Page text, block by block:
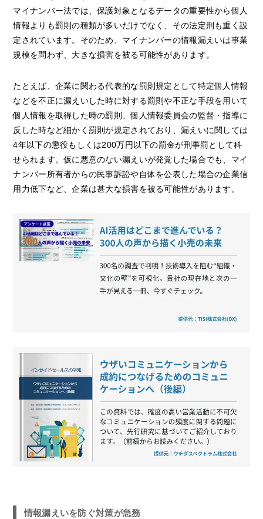
マイナンバー法では、保護対象となるデータの重要性から個人
情報よりも罰則の種類が多いだけでなく、その法定刑も重く設
定されています。そのため、マイナンバーの情報漏えいは事業
規模を問わず、大きな損害を被る可能性があります。
たとえば、企業に関わる代表的な罰則規定として特定個人情報
などを不正に漏えいした時に対する罰則や不正な手段を用いて
個人情報を取得した時の罰則、個人情報委員会の監督・指導に
反した時など細かく罰則が規定されており、漏えいに関しては
4年以下の懲役もしくは200万円以下の罰金が刑事罰として科
せられます。仮に悪意のない漏えいが発覚した場合でも、マイ
ナンバー所有者からの民事訴訟や自体を公表した場合の企業信
用力低下など、企業は甚大な損害を被る可能性があります。
情報漏えいを防ぐ対策が急務